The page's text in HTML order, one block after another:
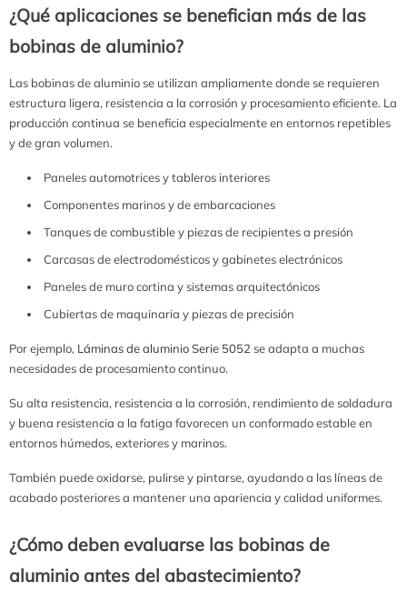
¿Qué aplicaciones se benefician más de las
bobinas de aluminio?
Las bobinas de aluminio se utilizan ampliamente donde se requieren
estructura ligera, resistencia a la corrosión y procesamiento eficiente. La
producción continua se beneficia especialmente en entornos repetibles
y de gran volumen.
Paneles automotrices y tableros interiores
Componentes marinos y de embarcaciones
Tanques de combustible y piezas de recipientes a presión
Carcasas de electrodomésticos y gabinetes electrónicos
Paneles de muro cortina y sistemas arquitectónicos
Cubiertas de maquinaria y piezas de precisión
Por ejemplo, Láminas de aluminio Serie 5052 se adapta a muchas
necesidades de procesamiento continuo.
Su alta resistencia, resistencia a la corrosión, rendimiento de soldadura
y buena resistencia a la fatiga favorecen un conformado estable en
entornos húmedos, exteriores y marinos.
También puede oxidarse, pulirse y pintarse, ayudando a las líneas de
acabado posteriores a mantener una apariencia y calidad uniformes.
¿Cómo deben evaluarse las bobinas de
aluminio antes del abastecimiento?